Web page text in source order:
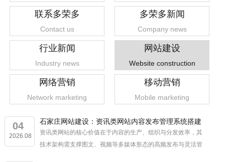
1 2 3 4
联系多荣多
Contact us
多荣多新闻
Company news
行业新闻
Industry news
网站建设
Website construction
网络营销
Network marketing
移动营销
Mobile marketing
04
2026.08
石家庄网站建设：资讯类网站内容发布管理系统搭建
资讯类网站的核心价值在于内容的生产、组织与分发效率，其
技术架构需支撑图文、视频等多媒体形态的高频发布与灵活管